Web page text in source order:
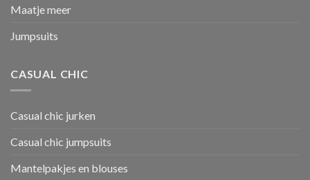
Maatje meer
Jumpsuits
CASUAL CHIC
Casual chic jurken
Casual chic jumpsuits
Mantelpakjes en blouses